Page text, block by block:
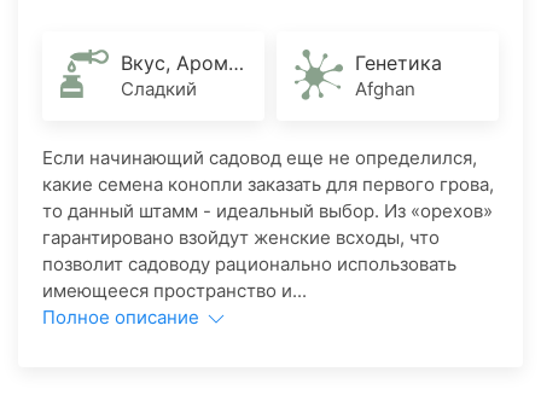
Вкус, Аромат
Сладкий
Генетика
Afghan
Если начинающий садовод еще не определился,
какие семена конопли заказать для первого грова,
то данный штамм - идеальный выбор. Из «орехов»
гарантировано взойдут женские всходы, что
позволит садоводу рационально использовать
имеющееся пространство и...
Полное описание